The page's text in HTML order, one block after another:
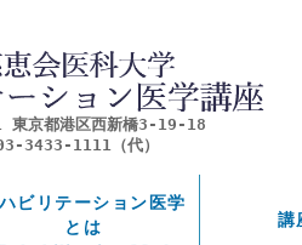
東京都港区西新橋3-19-18
3433-1111（代）
ビリテーション医学
とは
講